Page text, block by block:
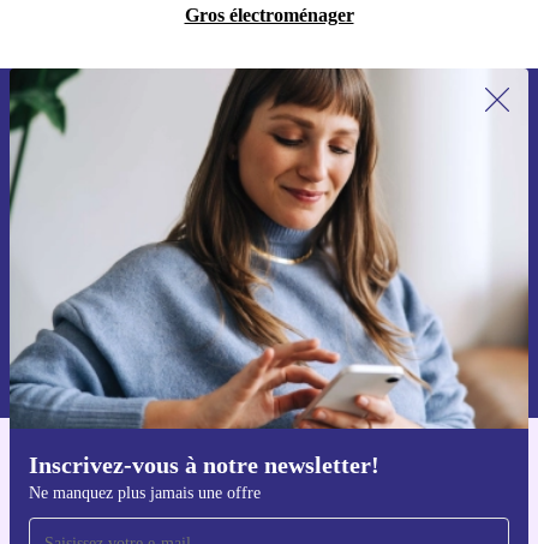
Gros électroménager
Inscrivez-vous à notre newsletter!
Ne manquez plus jamais une offre
Recevoir offres et infos de refurbed
par mail
Ne manquez plus aucune offre.
S'inscrire
Retrouvez les informations sur l'utilisation des données personnelles
dans notre
politique de confidentialité.
Téléchargez l'application refurbed
Pour iOS et Android